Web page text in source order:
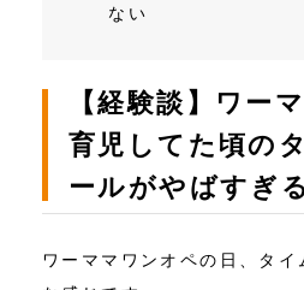
ない
【経験談】ワー
育児してた頃の
ールがやばすぎる
ワーママワンオペの日、タ